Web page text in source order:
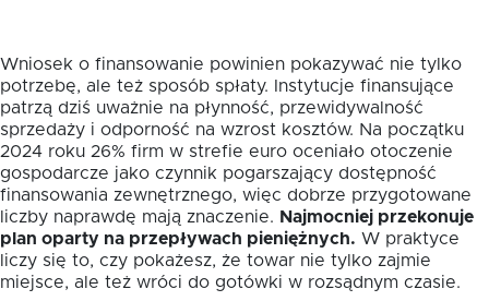
Wniosek o finansowanie powinien pokazywać nie tylko
potrzebę, ale też sposób spłaty. Instytucje finansujące
patrzą dziś uważnie na płynność, przewidywalność
sprzedaży i odporność na wzrost kosztów. Na początku
2024 roku 26% firm w strefie euro oceniało otoczenie
gospodarcze jako czynnik pogarszający dostępność
finansowania zewnętrznego, więc dobrze przygotowane
liczby naprawdę mają znaczenie. Najmocniej przekonuje
plan oparty na przepływach pieniężnych. W praktyce
liczy się to, czy pokażesz, że towar nie tylko zajmie
miejsce, ale też wróci do gotówki w rozsądnym czasie.